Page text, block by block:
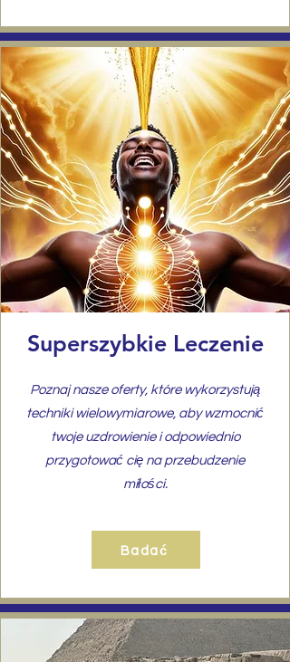
Superszybkie Leczenie
Poznaj nasze oferty, które wykorzystują
techniki wielowymiarowe, aby wzmocnić
twoje uzdrowienie i odpowiednio
przygotować cię na przebudzenie
miłości.
Badać